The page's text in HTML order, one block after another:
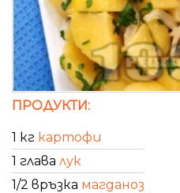
ПРОДУКТИ:
1 кг картофи
1 глава лук
1/2 връзка магданоз